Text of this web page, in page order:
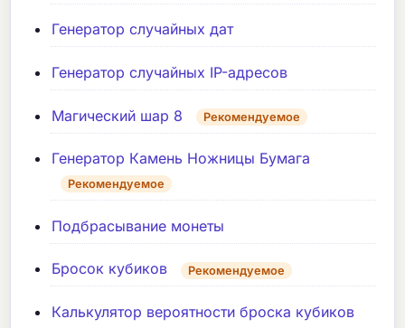
Генератор случайных дат
Генератор случайных IP-адресов
Магический шар 8 Рекомендуемое
Генератор Камень Ножницы Бумага
Рекомендуемое
Подбрасывание монеты
Бросок кубиков Рекомендуемое
Калькулятор вероятности броска кубиков